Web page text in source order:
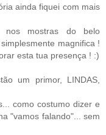
ainda fiquei com mais
nos mostras do belo
magnifica !
esta tua presença ! :)
um primor, LINDAS,
como costumo dizer e
"vamos falando"... sem